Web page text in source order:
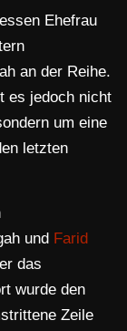
Ehefrau
an der Reihe.
es jedoch nicht
um eine
letzten
und Farid
das
wurde den
Zeile